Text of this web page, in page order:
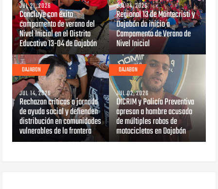
JUL 21, 2026
Concluye con éxito
campamento de verano del
Nivel Inicial en el Distrito
Educativo 13-04 de Dajabón
JUL 14, 2026
Regional 13 de Montecristi y
Dajabón da inicio a
Campamento de Verano de
Nivel Inicial
DAJABON
JUL 14, 2026
Rechazan críticas a jornada
de ayuda social y defienden
distribución en comunidades
vulnerables de la frontera
DAJABON
JUL 02, 2026
DICRIM y Policía Preventiva
apresan a hombre acusado
de múltiples robos de
motocicletas en Dajabón